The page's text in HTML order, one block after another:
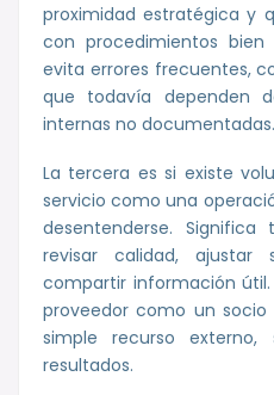
proximidad estratégica y
con procedimientos bien
evita errores frecuentes,
que todavía dependen
internas no documentadas.
La tercera es si existe
servicio como una
desentenderse. Significa
revisar calidad, ajustar
compartir información
proveedor como un
simple recurso externo,
resultados.